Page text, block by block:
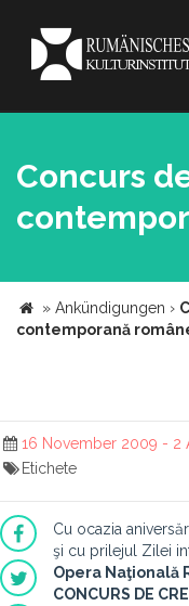
Concurs
» Ankündigungen ›
contemporană
16 November 2009 - 2
Etichete
Cu ocazia
şi cu prilejul Zilei
Opera Naţională
CONCURS DE